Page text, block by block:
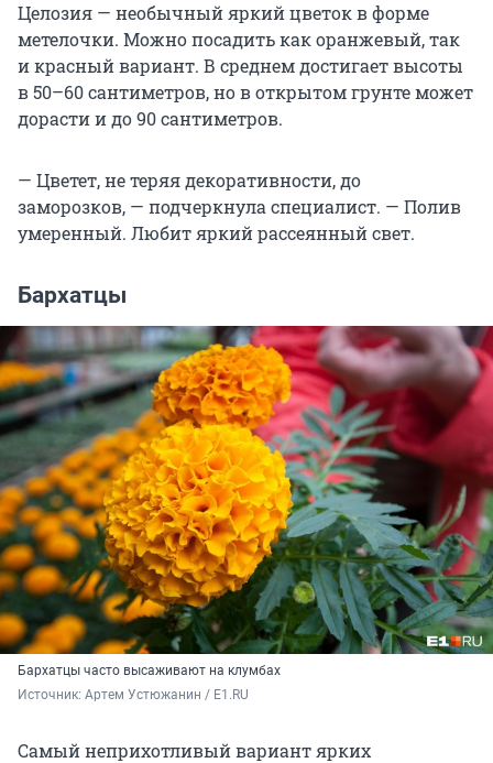
Целозия — необычный яркий цветок в форме
метелочки. Можно посадить как оранжевый, так
и красный вариант. В среднем достигает высоты
в 50–60 сантиметров, но в открытом грунте может
дорасти и до 90 сантиметров.
— Цветет, не теряя декоративности, до
заморозков, — подчеркнула специалист. — Полив
умеренный. Любит яркий рассеянный свет.
Бархатцы
Бархатцы часто высаживают на клумбах
Источник: Артем Устюжанин / E1.RU
Самый неприхотливый вариант ярких